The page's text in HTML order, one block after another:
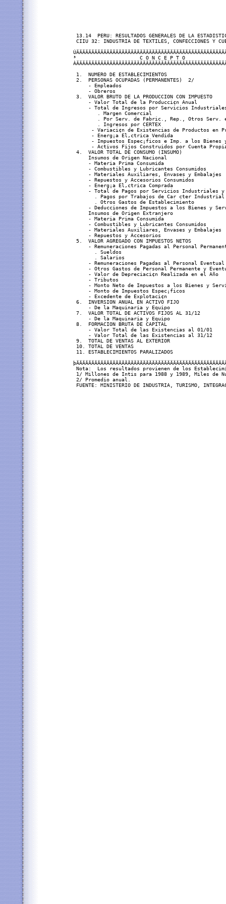
13.14  PERU: RESULTADOS GENERALES DE LA
CIIU 32: INDUSTRIA DE TEXTILES, CONFECCIONES Y
³                     C O N C E P T O
1.  NUMERO DE ESTABLECIMIENTOS
2.  PERSONAS OCUPADAS
- Empleados
- Obreros
3.  VALOR BRUTO DE LA PRODUCCION CON
- Valor Total de la Producci¢n Anual
- Total de Ingresos por Servicios
. Margen Comercial
. Por Serv. de Fabric., Rep., Otros
. Ingresos por CERTEX
- Variaci¢n de Existencias de Productos en
- Energ¡a El‚ctrica Vendida
- Impuestos Espec¡ficos e Imp. a los
- Activos Fijos Construidos por Cuenta
4.  VALOR TOTAL DE CONSUMO (INSUMO)
Insumos de Origen Nacional
- Materia Prima Consumida
- Combustibles y Lubricantes Consumidos
- Materiales Auxiliares, Envases y
- Repuestos y Accesorios Consumidos
- Energ¡a El‚ctrica Comprada
- Total de Pagos por Servicios Industriales
. Pagos por Trabajos de Car cter
. Otros Gastos de Establecimiento
- Deducciones de Impuestos a los Bienes y
Insumos de Origen Extranjero
- Materia Prima Consumida
- Combustibles y Lubricantes Consumidos
- Materiales Auxiliares, Envases y
- Repuestos y Accesorios
5.  VALOR AGREGADO CON IMPUESTOS
- Remuneraciones Pagadas al Personal
. Sueldos
. Salarios
- Remuneraciones Pagadas al Personal
- Otros Gastos de Personal Permanente y
- Valor de Depreciaci¢n Realizada en el Año
- Tributos
- Monto Neto de Impuestos a los Bienes y
- Monto de Impuestos Espec¡ficos
- Excedente de Explotaci¢n
6.  INVERSION ANUAL EN ACTIVO FIJO
- De la Maquinaria y Equipo
7.  VALOR TOTAL DE ACTIVOS FIJOS AL
- De la Maquinaria y Equipo
8.  FORMACION BRUTA DE CAPITAL
- Valor Total de las Existencias al 01/01
- Valor Total de las Existencias al 31/12
9.  TOTAL DE VENTAS AL EXTERIOR
10. TOTAL DE VENTAS
11. ESTABLECIMIENTOS
Nota:  Los resultados provienen de los
1/ Millones de Intis para 1988 y 1989, Miles de
2/ Promedio anual.